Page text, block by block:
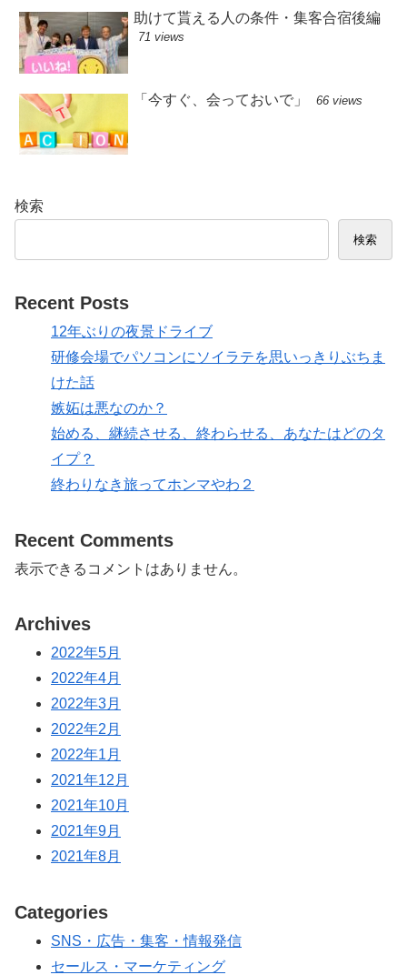
助けて貰える人の条件・集客合宿後編
71 views
「今すぐ、会っておいで」 66 views
検索
検索
Recent Posts
12年ぶりの夜景ドライブ
研修会場でパソコンにソイラテを思いっきりぶちま
けた話
嫉妬は悪なのか？
始める、継続させる、終わらせる、あなたはどのタ
イプ？
終わりなき旅ってホンマやわ２
Recent Comments
表示できるコメントはありません。
Archives
2022年5月
2022年4月
2022年3月
2022年2月
2022年1月
2021年12月
2021年10月
2021年9月
2021年8月
Categories
SNS・広告・集客・情報発信
セールス・マーケティング